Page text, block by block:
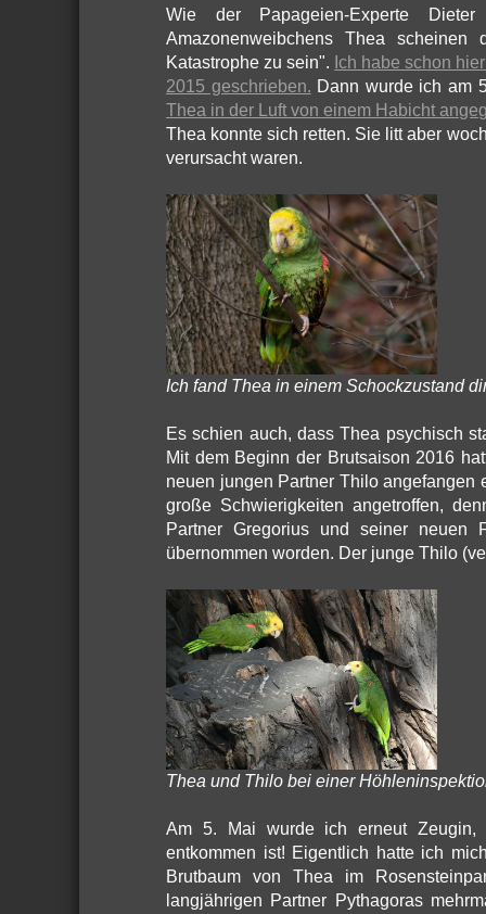
Wie der Papageien-Experte
Amazonenweibchens Thea scheinen
Katastrophe zu sein". Ich habe schon
2015 geschrieben. Dann wurde ich am
Thea in der Luft von einem Habicht
Thea konnte sich retten. Sie litt aber
verursacht waren.
Ich fand Thea in einem Schockzustand
Es schien auch, dass Thea psychisch
Mit dem Beginn der Brutsaison 2016
neuen jungen Partner Thilo
große Schwierigkeiten angetroffen,
Partner Gregorius und seiner neuen
übernommen worden. Der junge Thilo
Thea und Thilo bei einer
Am 5. Mai wurde ich erneut Zeugin,
entkommen ist! Eigentlich hatte ich
Brutbaum von Thea im
langjährigen Partner Pythagoras